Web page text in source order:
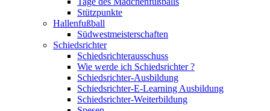
Stützpunkte
Hallenfußball
Südwestmeisterschaften
Schiedsrichter
Schiedsrichter­ausschuss
Wie werde ich Schiedsrichter ?
Schiedsrichter-Ausbildung
Schiedsrichter-E-Learning Ausbildung
Schiedsrichter-Weiterbildung